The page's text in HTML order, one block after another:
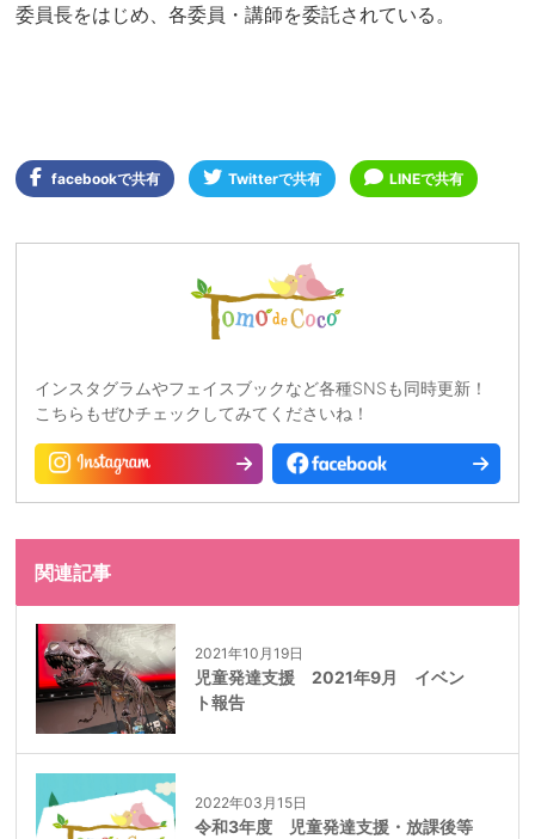
委員長をはじめ、各委員・講師を委託されている。
facebookで共有 Twitterで共有 LINEで共有
インスタグラムやフェイスブックなど各種SNSも同時更新！
こちらもぜひチェックしてみてくださいね！
関連記事
2021年10月19日
児童発達支援 2021年9月 イベン
ト報告
2022年03月15日
令和3年度 児童発達支援・放課後等